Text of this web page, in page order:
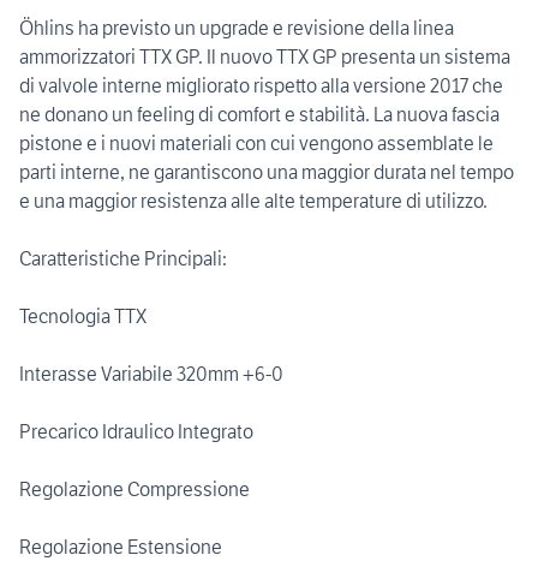
Öhlins ha previsto un upgrade e revisione della linea
ammorizzatori TTX GP. Il nuovo TTX GP presenta un sistema
di valvole interne migliorato rispetto alla versione 2017 che
ne donano un feeling di comfort e stabilità. La nuova fascia
pistone e i nuovi materiali con cui vengono assemblate le
parti interne, ne garantiscono una maggior durata nel tempo
e una maggior resistenza alle alte temperature di utilizzo.
Caratteristiche Principali:
Tecnologia TTX
Interasse Variabile 320mm +6-0
Precarico Idraulico Integrato
Regolazione Compressione
Regolazione Estensione